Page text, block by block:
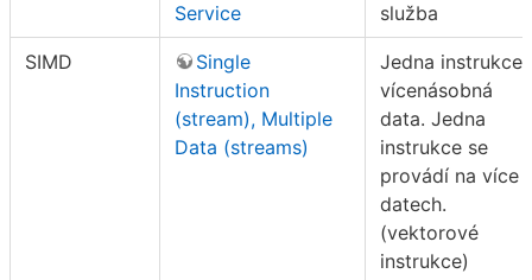
Service
služba
SIMD
Single
Instruction
(stream), Multiple
Data (streams)
Jedna instrukce,
vícenásobná
data. Jedna
instrukce se
provádí na více
datech.
(vektorové
instrukce)